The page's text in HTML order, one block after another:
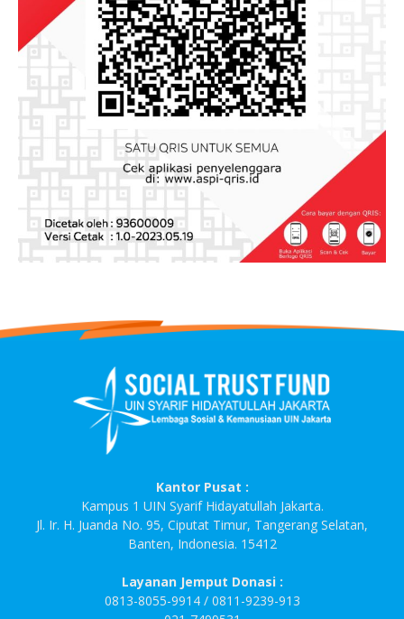
Kantor Pusat :
Kampus 1 UIN Syarif Hidayatullah Jakarta.
Jl. Ir. H. Juanda No. 95, Ciputat Timur, Tangerang Selatan,
Banten, Indonesia. 15412
Layanan Jemput Donasi :
0813-8055-9914 / 0811-9239-913